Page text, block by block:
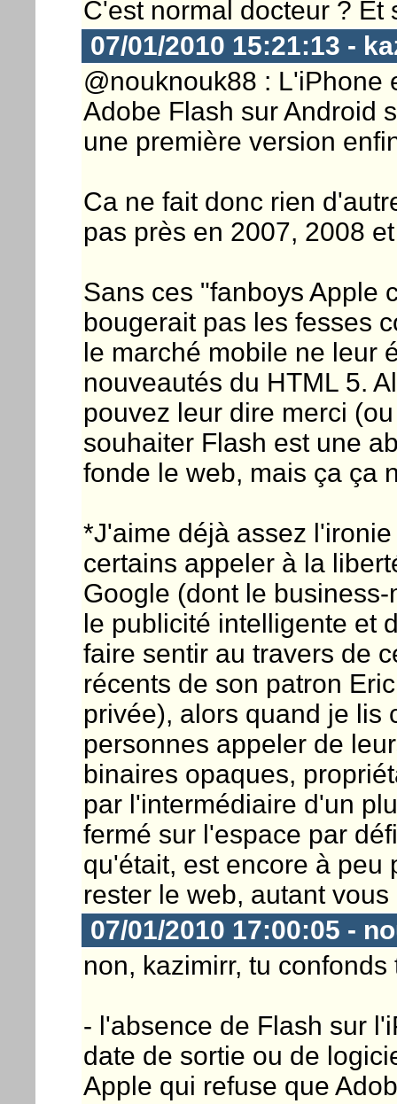
C'est normal docteur ? Et
07/01/2010 15:21:13 -
@nouknouk88 : L'iPhone
Adobe Flash sur Android
une première version
Ca ne fait donc rien
pas près en 2007, 2008
Sans ces "fanboys Apple
bougerait pas les fesses
le marché mobile ne leur
nouveautés du HTML 5.
pouvez leur dire merci
souhaiter Flash est une
fonde le web, mais ça ça
*J'aime déjà assez
certains appeler à la
Google (dont le
le publicité intelligente et
faire sentir au travers de
récents de son patron
privée), alors quand je lis
personnes appeler de
binaires opaques,
par l'intermédiaire d'un
fermé sur l'espace par
qu'était, est encore à peu
rester le web, autant
07/01/2010 17:00:05 -
non, kazimirr, tu confonds
- l'absence de Flash sur
date de sortie ou de
Apple qui refuse que